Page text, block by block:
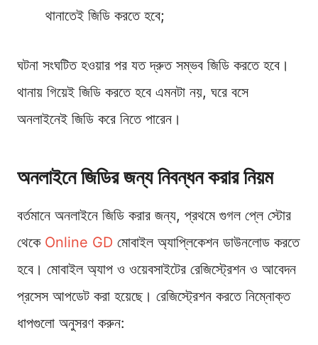
থানাতেই জিডি করতে হবে;
ঘটনা সংঘটিত হওয়ার পর যত দ্রুত সম্ভব জিডি করতে হবে।
থানায় গিয়েই জিডি করতে হবে এমনটা নয়, ঘরে বসে
অনলাইনেই জিডি করে নিতে পারেন।
অনলাইনে জিডির জন্য নিবন্ধন করার নিয়ম
বর্তমানে অনলাইনে জিডি করার জন্য, প্রথমে গুগল প্লে স্টোর
থেকে Online GD মোবাইল অ্যাপ্লিকেশন ডাউনলোড করতে
হবে। মোবাইল অ্যাপ ও ওয়েবসাইটের রেজিস্ট্রেশন ও আবেদন
প্রসেস আপডেট করা হয়েছে। রেজিস্ট্রেশন করতে নিম্নোক্ত
ধাপগুলো অনুসরণ করুন: